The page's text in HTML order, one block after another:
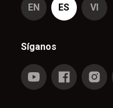
EN ES VI
Síganos